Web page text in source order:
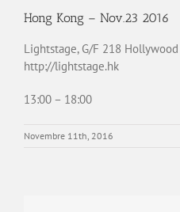
Hong Kong – Nov.23 2016
Lightstage, G/F 218 Hollywood
http://lightstage.hk
13:00 – 18:00
Novembre 11th, 2016